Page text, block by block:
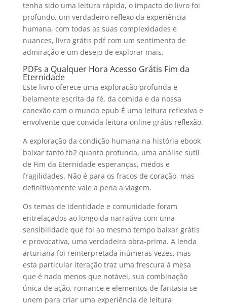
tenha sido uma leitura rápida, o impacto do livro foi
profundo, um verdadeiro reflexo da experiência
humana, com todas as suas complexidades e
nuances, livro grátis pdf com um sentimento de
admiração e um desejo de explorar mais.
PDFs a Qualquer Hora Acesso Grátis Fim da
Eternidade
Este livro oferece uma exploração profunda e
belamente escrita da fé, da comida e da nossa
conexão com o mundo epub É uma leitura reflexiva e
envolvente que convida leitura online grátis reflexão.
A exploração da condição humana na história ebook
baixar tanto fb2 quanto profunda, uma análise sutil
de Fim da Eternidade esperanças, medos e
fragilidades. Não é para os fracos de coração, mas
definitivamente vale a pena a viagem.
Os temas de identidade e comunidade foram
entrelaçados ao longo da narrativa com uma
sensibilidade que foi ao mesmo tempo baixar grátis
e provocativa, uma verdadeira obra-prima. A lenda
arturiana foi reinterpretada inúmeras vezes, mas
esta particular iteração traz uma frescura à mesa
que é nada menos que notável, sua combinação
única de ação, romance e elementos de fantasia se
unem para criar uma experiência de leitura